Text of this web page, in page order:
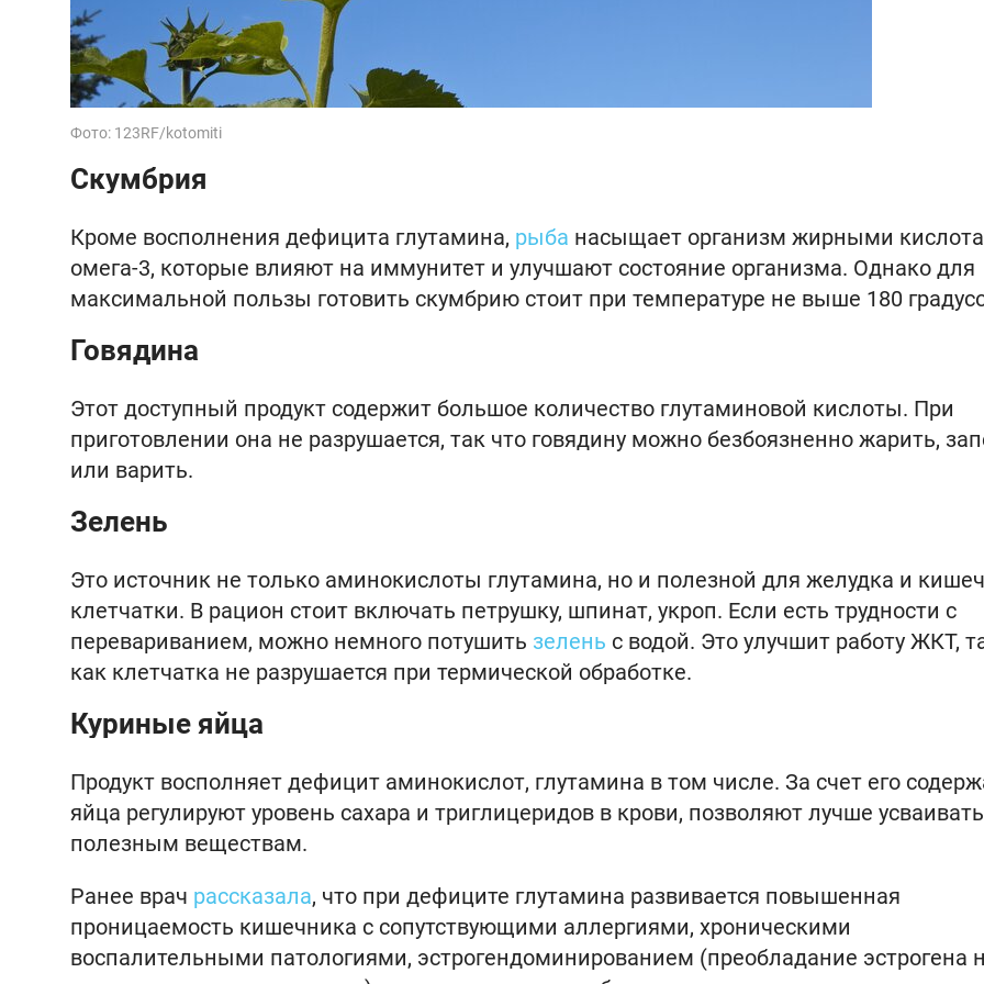
Фото: 123RF/kotomiti
Скумбрия
Кроме восполнения дефицита глутамина, рыба насыщает организм жирными
омега-3, которые влияют на иммунитет и улучшают состояние организма. Однако для
максимальной пользы готовить скумбрию стоит при температуре не выше 180
Говядина
Этот доступный продукт содержит большое количество глутаминовой кислоты. При
приготовлении она не разрушается, так что говядину можно безбоязненно жарить,
или варить.
Зелень
Это источник не только аминокислоты глутамина, но и полезной для желудка и
клетчатки. В рацион стоит включать петрушку, шпинат, укроп. Если есть трудности с
перевариванием, можно немного потушить зелень с водой. Это улучшит работу ЖКТ,
как клетчатка не разрушается при термической обработке.
Куриные яйца
Продукт восполняет дефицит аминокислот, глутамина в том числе. За счет его
яйца регулируют уровень сахара и триглицеридов в крови, позволяют лучше
полезным веществам.
Ранее врач рассказала, что при дефиците глутамина развивается повышенная
проницаемость кишечника с сопутствующими аллергиями, хроническими
воспалительными патологиями, эстрогендоминированием (преобладание эстрогена